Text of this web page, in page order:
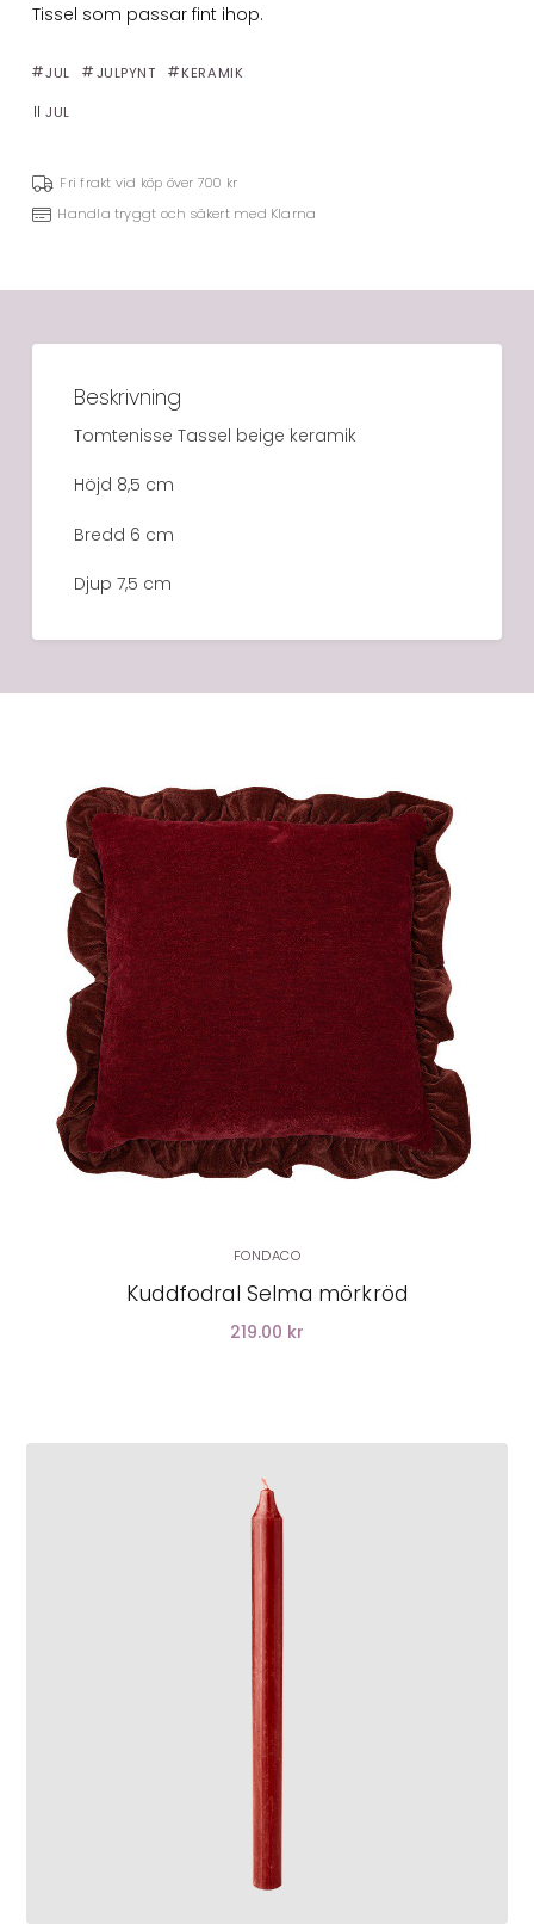
Tissel som passar fint ihop.
JUL JULPYNT KERAMIK
JUL
Fri frakt vid köp över 700 kr
Handla tryggt och säkert med Klarna
Beskrivning
Tomtenisse Tassel beige keramik
Höjd 8,5 cm
Bredd 6 cm
Djup 7,5 cm
LÄGG I VARUKORG
FONDACO
Kuddfodral Selma mörkröd
219.00 kr
LÄGG I VARUKORG